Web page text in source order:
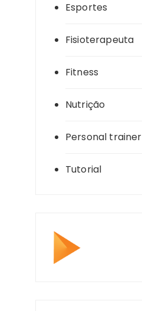
Esportes
Fisioterapeuta
Fitness
Nutrição
Personal trainer
Tutorial